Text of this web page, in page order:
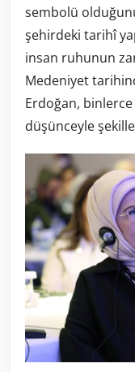
sembolü
şehirdeki tarihî
insan ruhunun
Medeniyet
Erdoğan, binlerce
düşünceyle